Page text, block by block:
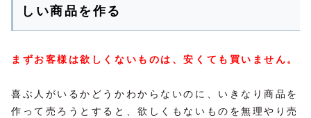
しい商品を作る
まずお客様は欲しくないものは、安くても買いません。
喜ぶ人がいるかどうかわからないのに、いきなり商品を
作って売ろうとすると、欲しくもないものを無理やり売